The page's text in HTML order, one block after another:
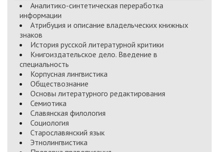
Аналитико-синтетическая переработка
информации
Атрибуция и описание владельческих книжных
знаков
История русской литературной критики
Книгоиздательское дело. Введение в
специальность
Корпусная лингвистика
Обществознание
Основы литературного редактирования
Семиотика
Славянская филология
Социология
Старославянский язык
Этнолингвистика